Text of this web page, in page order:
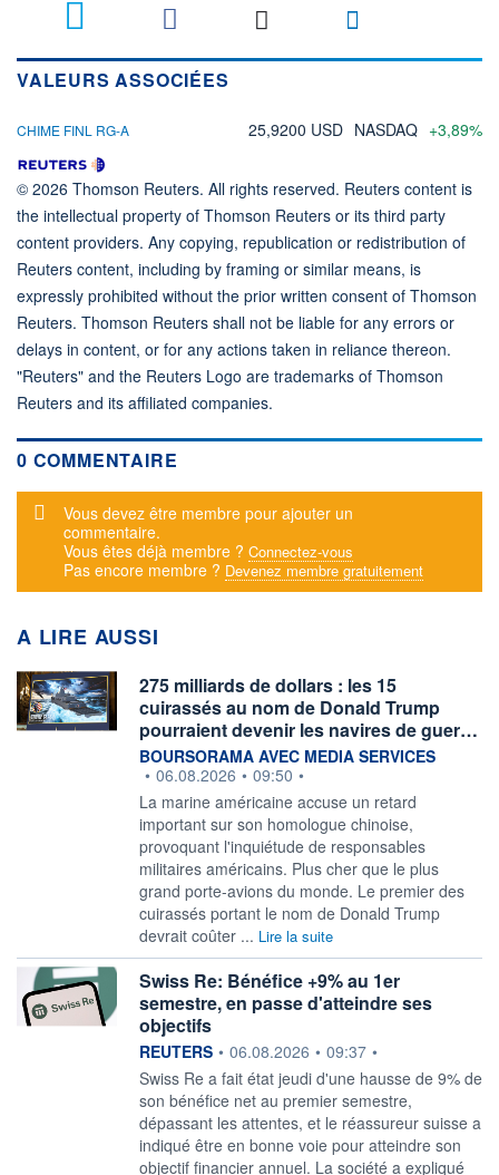
VALEURS ASSOCIÉES
CHIME FINL RG-A 25,9200 USD NASDAQ +3,89%
© 2026 Thomson Reuters. All rights reserved. Reuters content is
the intellectual property of Thomson Reuters or its third party
content providers. Any copying, republication or redistribution of
Reuters content, including by framing or similar means, is
expressly prohibited without the prior written consent of Thomson
Reuters. Thomson Reuters shall not be liable for any errors or
delays in content, or for any actions taken in reliance thereon.
"Reuters" and the Reuters Logo are trademarks of Thomson
Reuters and its affiliated companies.
0 COMMENTAIRE
Message d'alerte
Vous devez être membre pour ajouter un
commentaire.
Vous êtes déjà membre ? Connectez-vous
Pas encore membre ? Devenez membre gratuitement
A LIRE AUSSI
275 milliards de dollars : les 15
cuirassés au nom de Donald Trump
pourraient devenir les navires de guer…
information fournie par
BOURSORAMA AVEC MEDIA SERVICES
• 06.08.2026 • 09:50 •
La marine américaine accuse un retard
important sur son homologue chinoise,
provoquant l'inquiétude de responsables
militaires américains. Plus cher que le plus
grand porte-avions du monde. Le premier des
cuirassés portant le nom de Donald Trump
devrait coûter ... Lire la suite
Swiss Re: Bénéfice +9% au 1er
semestre, en passe d'atteindre ses
objectifs
information fournie par
REUTERS • 06.08.2026 • 09:37 •
‌Swiss Re a fait état jeudi ​d'une hausse de 9% de
son bénéfice net au premier semestre,
dépassant les ​attentes, et le réassureur suisse a
indiqué ​être en bonne voie ⁠pour atteindre son
objectif financier annuel. La ‌société a expliqué